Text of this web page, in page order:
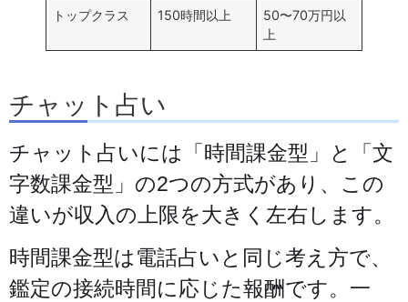
トップクラス 150時間以上
50〜70万円以
上
チャット占い
チャット占いには「時間課金型」と「文
字数課金型」の2つの方式があり、この
違いが収入の上限を大きく左右します。
時間課金型は電話占いと同じ考え方で、
鑑定の接続時間に応じた報酬です。一